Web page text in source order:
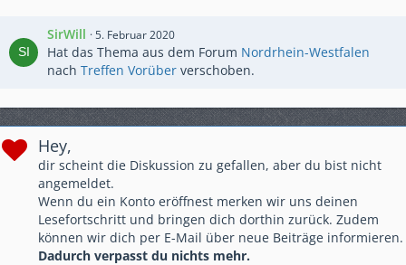
SirWill 5. Februar 2020
Hat das Thema aus dem Forum Nordrhein-Westfalen
nach Treffen Vorüber verschoben.
Hey,
dir scheint die Diskussion zu gefallen, aber du bist nicht
angemeldet.
Wenn du ein Konto eröffnest merken wir uns deinen
Lesefortschritt und bringen dich dorthin zurück. Zudem
können wir dich per E-Mail über neue Beiträge informieren.
Dadurch verpasst du nichts mehr.